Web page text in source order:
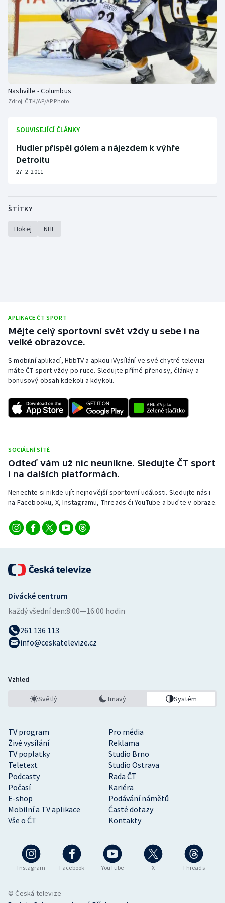
Nashville - Columbus
Zdroj: ČTK/AP/AP Photo
SOUVISEJÍCÍ ČLÁNKY
Hudler přispěl gólem a nájezdem k výhře
Detroitu
27. 2. 2011
ŠTÍTKY
Hokej NHL
APLIKACE ČT SPORT
Mějte celý sportovní svět vždy u sebe i na
velké obrazovce.
S mobilní aplikací, HbbTV a apkou iVysílání ve své chytré televizi
máte ČT sport vždy po ruce. Sledujte přímé přenosy, články a
bonusový obsah kdekoli a kdykoli.
SOCIÁLNÍ SÍTĚ
Odteď vám už nic neunikne. Sledujte ČT sport
i na dalších platformách.
Nenechte si nikde ujít nejnovější sportovní události. Sledujte nás i
na Facebooku, X, Instagramu, Threads či YouTube a buďte v obraze.
Instagram Facebook YouTube X Threads
TV program
Pro média
Živé vysílání
Reklama
TV poplatky
Studio Brno
Teletext
Studio Ostrava
Podcasty
Rada ČT
Počasí
Kariéra
E-shop
Podávání námětů
Mobilní a TV aplikace
Časté dotazy
Vše o ČT
Kontakty
Divácké centrum
každý všední den:8:00—16:00 hodin
261 136 113
info@ceskatelevize.cz
Vzhled
Světlý Tmavý Systém
© Česká televize